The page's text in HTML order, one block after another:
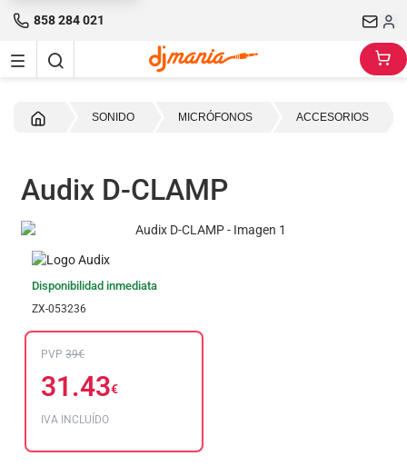
858 284 021
SONIDO MICRÓFONOS ACCESORIOS
Audix D-CLAMP
Disponibilidad inmediata
ZX-053236
PVP 39€
31.43€
IVA INCLUÍDO